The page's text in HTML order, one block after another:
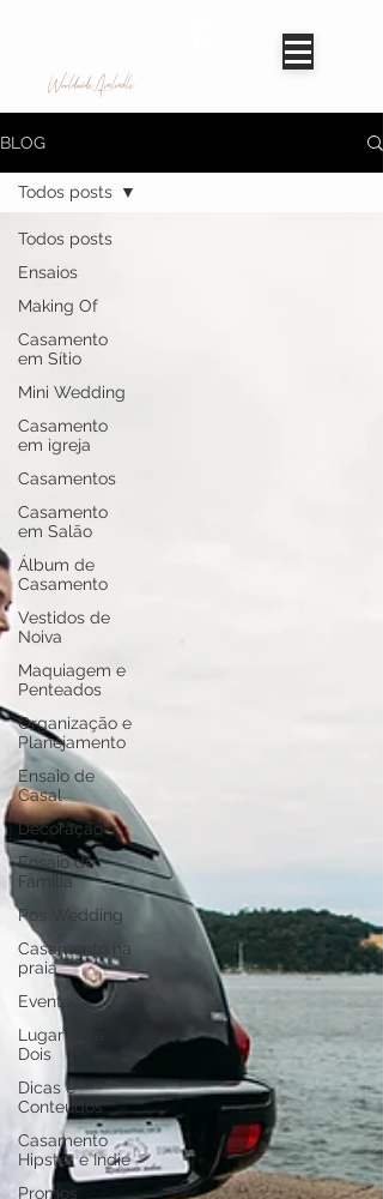
Worldwide Avaliable
BLOG
Todos posts
Ensaios
Making Of
Casamento
em Sítio
Mini Wedding
Casamento
em igreja
Casamentos
Casamento
em Salão
Álbum de
Casamento
Vestidos de
Noiva
Maquiagem e
Penteados
Organização e
Planejamento
Ensaio de
Casal
Decoração
Ensaio de
Família
Pos Wedding
Casamento na
praia
Eventos
Lugar Para
Dois
Dicas e
Conteúdos
Casamento
Hipster e Indie
Promos
Todos posts